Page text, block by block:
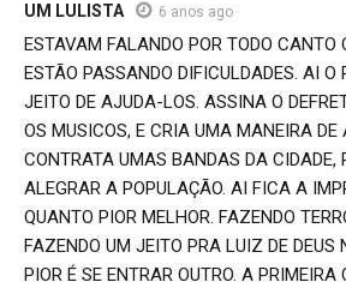
UM LULISTA 6 anos ago
ESTAVAM FALANDO POR TODO CANTO
ESTÃO PASSANDO DIFICULDADES. AI O
JEITO DE AJUDA-LOS. ASSINA O
OS MUSICOS, E CRIA UMA MANEIRA DE
CONTRATA UMAS BANDAS DA CIDADE,
ALEGRAR A POPULAÇÃO. AI FICA A
QUANTO PIOR MELHOR. FAZENDO
FAZENDO UM JEITO PRA LUIZ DE DEUS
PIOR É SE ENTRAR OUTRO. A PRIMEIRA